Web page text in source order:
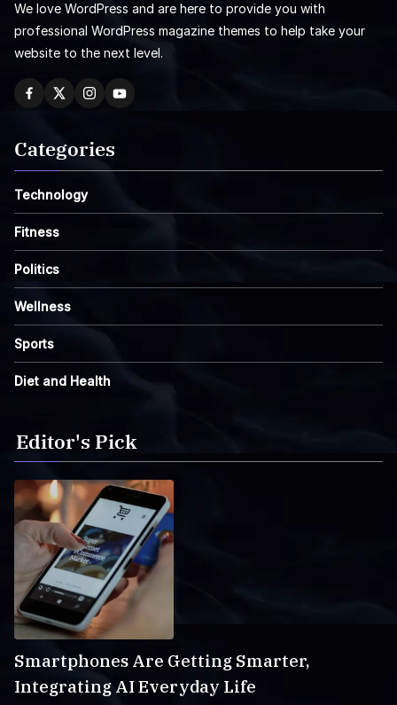
We love WordPress and are here to provide you with
professional WordPress magazine themes to help take your
website to the next level.
Categories
Technology
Fitness
Politics
Wellness
Sports
Diet and Health
Editor's Pick
Smartphones Are Getting Smarter,
Integrating AI Everyday Life